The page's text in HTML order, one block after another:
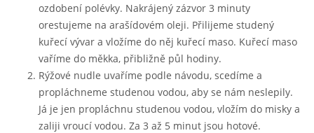
ozdobení polévky. Nakrájený zázvor 3 minuty
orestujeme na arašídovém oleji. Přilijeme studený
kuřecí vývar a vložíme do něj kuřecí maso. Kuřecí maso
vaříme do měkka, přibližně půl hodiny.
Rýžové nudle uvaříme podle návodu, scedíme a
propláchneme studenou vodou, aby se nám neslepily.
Já je jen propláchnu studenou vodou, vložím do misky a
zaliji vroucí vodou. Za 3 až 5 minut jsou hotové.